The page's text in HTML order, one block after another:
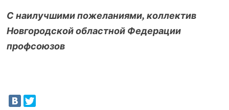
С наилучшими пожеланиями, коллектив
Новгородской областной Федерации
профсоюзов